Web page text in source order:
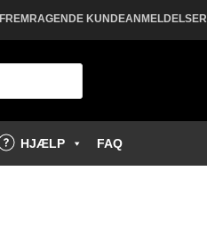
FREMRAGENDE KUNDEANMELDELSER
HJÆLP FAQ